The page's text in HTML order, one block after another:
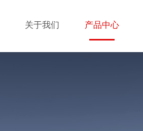
关于我们 产品中心